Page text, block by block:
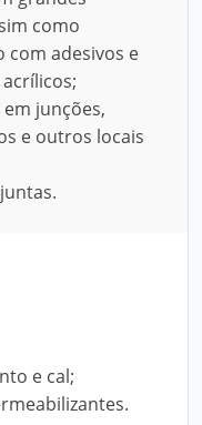
como
com adesivos e
junções,
e outros locais
e cal;